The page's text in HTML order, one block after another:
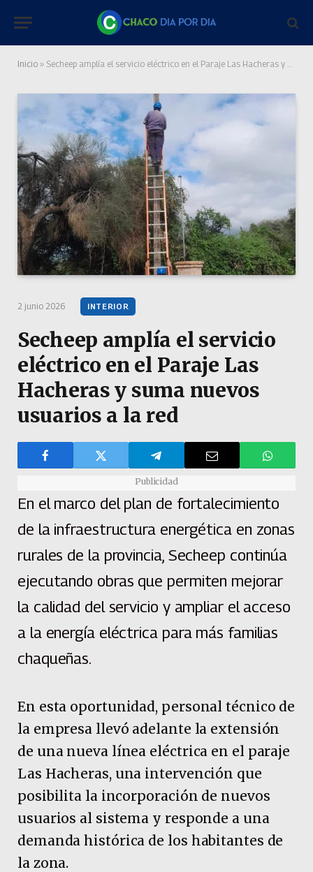
Inicio » Secheep amplía el servicio eléctrico en el Paraje Las Hacheras y suma nuevos usuarios a la red
2 junio 2026 INTERIOR
Secheep amplía el servicio
eléctrico en el Paraje Las
Hacheras y suma nuevos
usuarios a la red
Publicidad
En el marco del plan de fortalecimiento
de la infraestructura energética en zonas
rurales de la provincia, Secheep continúa
ejecutando obras que permiten mejorar
la calidad del servicio y ampliar el acceso
a la energía eléctrica para más familias
chaqueñas.
En esta oportunidad, personal técnico de
la empresa llevó adelante la extensión
de una nueva línea eléctrica en el paraje
Las Hacheras, una intervención que
posibilita la incorporación de nuevos
usuarios al sistema y responde a una
demanda histórica de los habitantes de
la zona.